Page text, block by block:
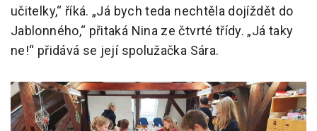
učitelky,“ říká. „Já bych teda nechtěla dojíždět do
Jablonného,“ přitaká Nina ze čtvrté třídy. „Já taky
ne!“ přidává se její spolužačka Sára.